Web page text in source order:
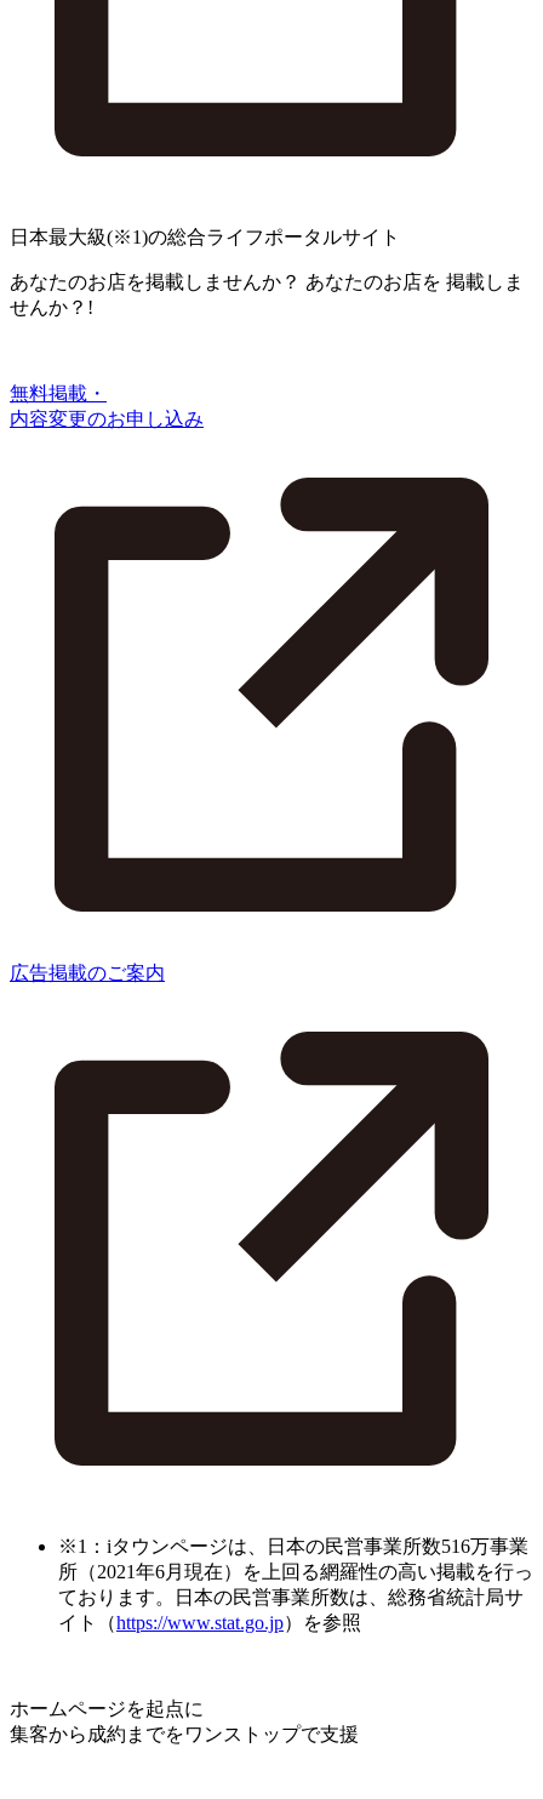
日本最大級(※1)の総合ライフポータルサイト
あなたのお店を掲載しませんか？ あなたのお店を 掲載しま
せんか？!
無料掲載・
内容変更のお申し込み
広告掲載のご案内
※1：iタウンページは、日本の民営事業所数516万事業
所（2021年6月現在）を上回る網羅性の高い掲載を行っ
ております。日本の民営事業所数は、総務省統計局サ
イト（https://www.stat.go.jp）を参照
ホームページを起点に
集客から成約までをワンストップで支援